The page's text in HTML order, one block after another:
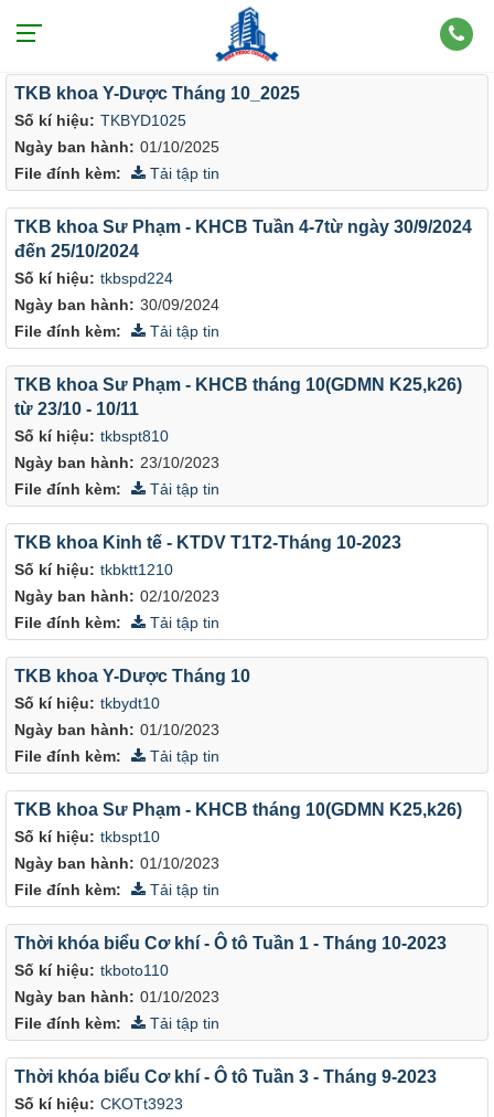
Văn bản theo chủ đề: Tháng 10
Số kí hiệu: TKBYD1025
Ngày ban hành: 01/10/2025
TKB khoa Y-Dược Tháng 10_2025
File đính kèm: Tải tập tin
Số kí hiệu: tkbspd224
Ngày ban hành: 30/09/2024
TKB khoa Sư Phạm - KHCB Tuần 4-7từ ngày 30/9/2024
đến 25/10/2024
File đính kèm: Tải tập tin
Số kí hiệu: tkbspt810
Ngày ban hành: 23/10/2023
TKB khoa Sư Phạm - KHCB tháng 10(GDMN K25,k26)
từ 23/10 - 10/11
File đính kèm: Tải tập tin
Số kí hiệu: tkbktt1210
Ngày ban hành: 02/10/2023
TKB khoa Kinh tế - KTDV T1T2-Tháng 10-2023
File đính kèm: Tải tập tin
Số kí hiệu: tkbydt10
Ngày ban hành: 01/10/2023
TKB khoa Y-Dược Tháng 10
File đính kèm: Tải tập tin
Số kí hiệu: tkbspt10
Ngày ban hành: 01/10/2023
TKB khoa Sư Phạm - KHCB tháng 10(GDMN K25,k26)
File đính kèm: Tải tập tin
Số kí hiệu: tkboto110
Ngày ban hành: 01/10/2023
Thời khóa biểu Cơ khí - Ô tô Tuần 1 - Tháng 10-2023
File đính kèm: Tải tập tin
Số kí hiệu: CKOTt3923
Thời khóa biểu Cơ khí - Ô tô Tuần 3 - Tháng 9-2023